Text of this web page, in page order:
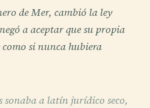
de Mer, cambió la ley
a aceptar que su propia
si nunca hubiera
a latín jurídico seco,